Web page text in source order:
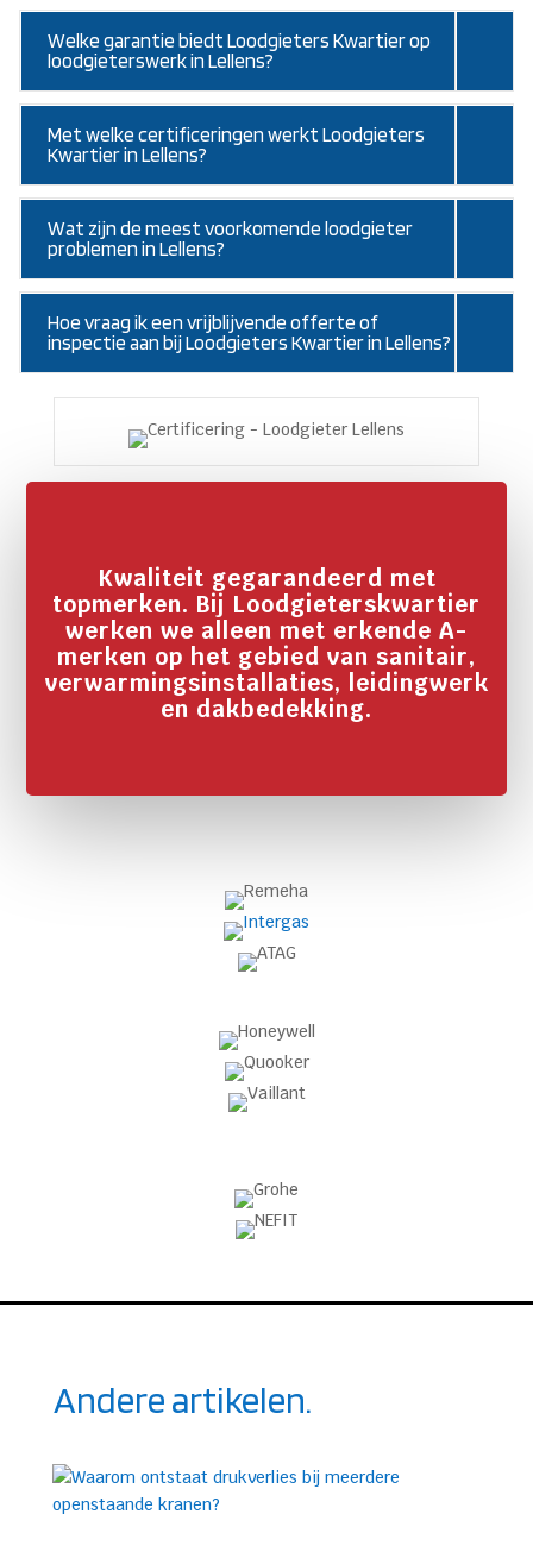
Welke garantie biedt Loodgieters Kwartier op
loodgieterswerk in Lellens?
Met welke certificeringen werkt Loodgieters
Kwartier in Lellens?
Wat zijn de meest voorkomende loodgieter
problemen in Lellens?
Hoe vraag ik een vrijblijvende offerte of
inspectie aan bij Loodgieters Kwartier in Lellens?
Kwaliteit gegarandeerd met
topmerken. Bij Loodgieterskwartier
werken we alleen met erkende A-
merken op het gebied van sanitair,
verwarmingsinstallaties, leidingwerk
en dakbedekking.
Andere artikelen.